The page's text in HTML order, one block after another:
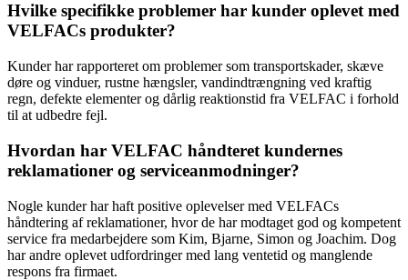
Hvilke specifikke problemer har kunder oplevet med
VELFACs produkter?
Kunder har rapporteret om problemer som transportskader, skæve
døre og vinduer, rustne hængsler, vandindtrængning ved kraftig
regn, defekte elementer og dårlig reaktionstid fra VELFAC i forhold
til at udbedre fejl.
Hvordan har VELFAC håndteret kundernes
reklamationer og serviceanmodninger?
Nogle kunder har haft positive oplevelser med VELFACs
håndtering af reklamationer, hvor de har modtaget god og kompetent
service fra medarbejdere som Kim, Bjarne, Simon og Joachim. Dog
har andre oplevet udfordringer med lang ventetid og manglende
respons fra firmaet.